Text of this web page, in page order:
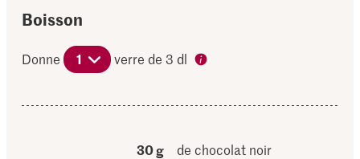
Boisson
Donne 1 verre de 3 dl
30 g
de chocolat noir